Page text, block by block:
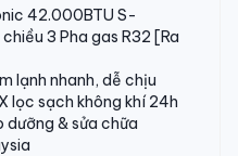
42.000BTU S-
3 Pha gas R32 [Ra
lạnh nhanh, dễ chịu
lọc sạch không khí 24h
& sửa chữa